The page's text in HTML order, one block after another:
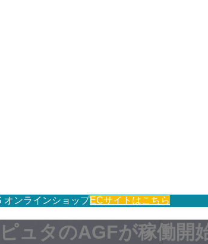
オンラインショップECサイトはこちら
ュタのAGFが稼働開